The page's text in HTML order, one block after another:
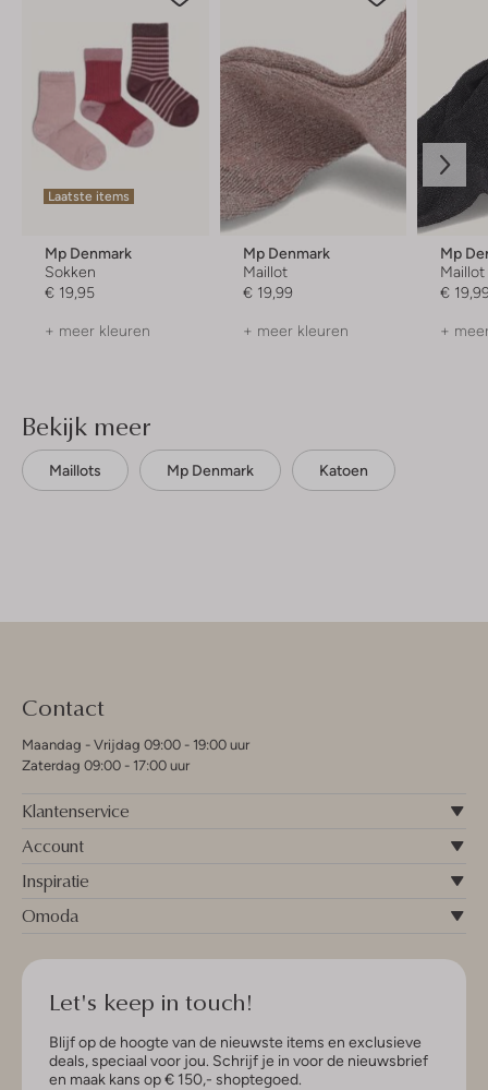
Laatste items
Mp Denmark
Sokken
€ 19,95
+ meer kleuren
Mp Denmark
Maillot
€ 19,99
+ meer kleuren
Mp
Maillot
€
+
Bekijk meer
Maillots Mp Denmark Katoen
Contact
Maandag - Vrijdag 09:00 - 19:00 uur
Zaterdag 09:00 - 17:00 uur
Klantenservice
Account
Inspiratie
Omoda
Let's keep in touch!
Blijf op de hoogte van de nieuwste items en exclusieve
deals, speciaal voor jou. Schrijf je in voor de nieuwsbrief
en maak kans op € 150,- shoptegoed.